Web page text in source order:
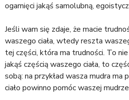
ogarnięci jakąś samolubną,
Jeśli wam się zdaje, że macie
waszego ciała, wtedy reszta
tej części, która ma trudności. To
jakąś częścią waszego ciała, to
sobą: na przykład wasza mudra ma
ciało powinno pomóc waszej